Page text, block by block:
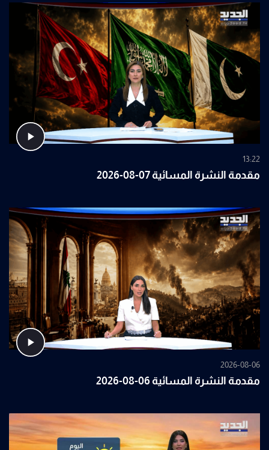
13:22
مقدمة النشرة المسائية 07-08-2026
2026-08-06
مقدمة النشرة المسائية 06-08-2026